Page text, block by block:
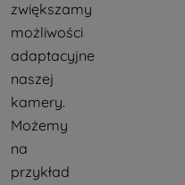
zwiększamy
możliwości
adaptacyjne
naszej
kamery.
Możemy
na
przykład